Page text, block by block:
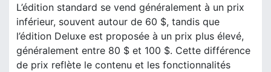
L’édition standard se vend généralement à un prix
inférieur, souvent autour de 60 $, tandis que
l’édition Deluxe est proposée à un prix plus élevé,
généralement entre 80 $ et 100 $. Cette différence
de prix reflète le contenu et les fonctionnalités